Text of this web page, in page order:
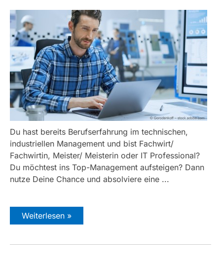
Du hast bereits Berufserfahrung im technischen,
industriellen Management und bist Fachwirt/
Fachwirtin, Meister/ Meisterin oder IT Professional?
Du möchtest ins Top-Management aufsteigen? Dann
nutze Deine Chance und absolviere eine ...
Weiterlesen »